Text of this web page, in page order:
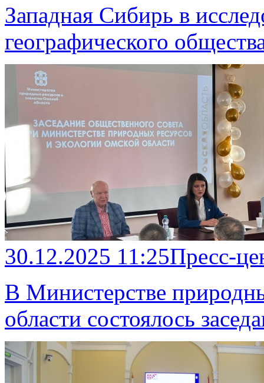
Западная Сибирь в
географического
30.12.2025 11:25Пресс-
В Министерстве
области состоялось